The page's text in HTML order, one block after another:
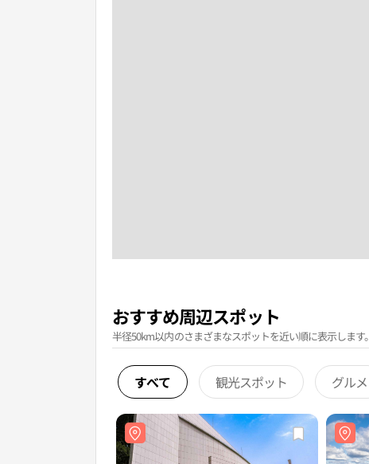
おすすめ周辺スポット
半径50km以内のさまざまなスポットを近い順に表示します。
すべて 観光スポット グルメ